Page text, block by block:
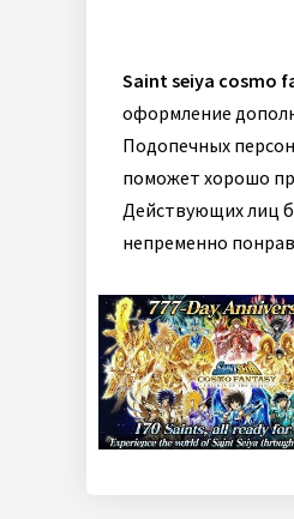
Saint seiya cosmo
оформление
Подопечных
поможет хорошо
Действующих лиц
непременно